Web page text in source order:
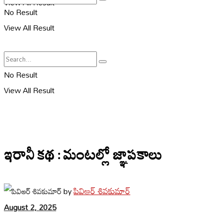
No Result
View All Result
No Result
View All Result
ఇరానీ కథ : మంటల్లో జ్ఞాపకాలు
byపివిఆర్ శివకుమార్
August 2, 2025